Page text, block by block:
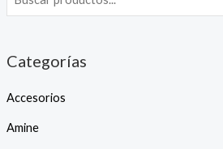
Categorías
Accesorios
Amine